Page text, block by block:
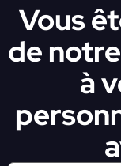
Vous
de
à